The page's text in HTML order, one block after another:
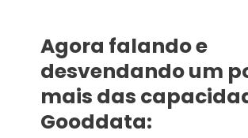
Agora falando e
desvendando um
mais das
Gooddata: